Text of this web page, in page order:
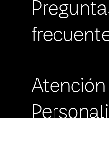
Atención